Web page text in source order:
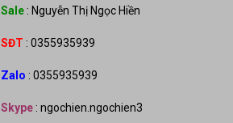
Sale : Nguyễn Thị Ngọc Hiền
SĐT : 0355935939
Zalo : 0355935939
Skype : ngochien.ngochien3